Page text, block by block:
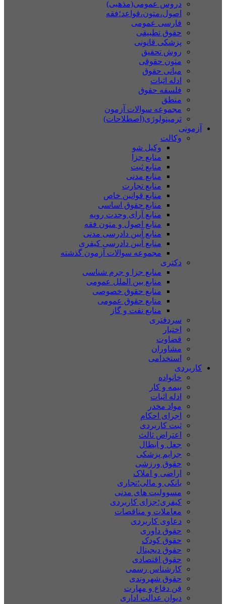
دروس عمومی(مذهبی)
اصول،متون،قواعد؛فقه
فارسی عمومی
حقوق تطبیقی
پزشکی قانونی
روش تحقیق
متون حقوقی
مبانی حقوق
ادله اثبات
فلسفه حقوق
منطق
مجموعه سوالات آزمون
ترمینولوژی(اصطلاحات)
آزمونی
وکالت
وکیل شو
منابع جزا
منابع ثبت
منابع مدنی
منابع تجارت
منابع قوانین خاص
منابع حقوق اساسی
منابع آرای وحدت رویه
منابع اصول و متون فقه
منابع آیین دادرسی مدنی
منابع آیین دادرسی کیفری
مجموعه سوالات آزمون گذشته
دکتری
منابع جزا و جرم شناسی
منابع بین الملل عمومی
منابع حقوق خصوصی
منابع حقوق عمومی
منابع نفت و گاز
سردفتری
اختبار
قضاوت
مشاوران
استخدامی
کاربردی
خانواده
بیمه و کار
ادله اثبات
مواد مخدر
اجرای احکام
ثبت کاربردی
اعتراض ثالث
جعل و ابطال
جرایم پزشکی
حقوق ورزشی
اراضی و املاک
بانکی و مالی؛تجاری
مسوولیت های مدنی
کیفری؛جزای کاربردی
معاملات و مناقصات
دعاوی کاربردی
حقوق داوری
حقوق کودک
حقوق دیجیتال
حقوق اقتصادی
کارشناس رسمی
حقوق شهروندی
فن دفاع و مهارت
دیوان عدالت اداری